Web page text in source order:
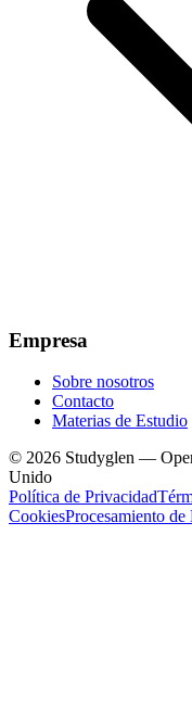
Empresa
Sobre nosotros
Contacto
Materias de Estudio
© 2026 Studyglen —
Unido
Política de Privacidad
CookiesProcesamiento de